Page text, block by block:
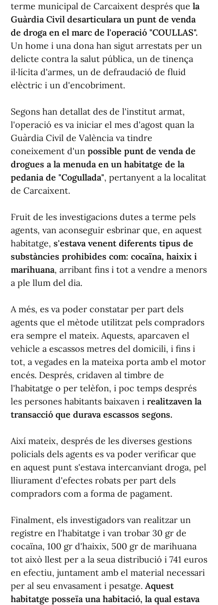
terme municipal de Carcaixent després que la
Guàrdia Civil desarticulara un punt de venda
de droga en el marc de l'operació "COULLAS".
Un home i una dona han sigut arrestats per un
delicte contra la salut pública, un de tinença
il·lícita d'armes, un de defraudació de fluid
elèctric i un d'encobriment.
Segons han detallat des de l'institut armat,
l'operació es va iniciar el mes d'agost quan la
Guàrdia Civil de València va tindre
coneixement d'un possible punt de venda de
drogues a la menuda en un habitatge de la
pedania de "Cogullada", pertanyent a la localitat
de Carcaixent.
Fruit de les investigacions dutes a terme pels
agents, van aconseguir esbrinar que, en aquest
habitatge, s'estava venent diferents tipus de
substàncies prohibides com: cocaïna, haixix i
marihuana, arribant fins i tot a vendre a menors
a ple llum del dia.
A més, es va poder constatar per part dels
agents que el mètode utilitzat pels compradors
era sempre el mateix. Aquests, aparcaven el
vehicle a escassos metres del domicili, i fins i
tot, a vegades en la mateixa porta amb el motor
encés. Després, cridaven al timbre de
l'habitatge o per telèfon, i poc temps després
les persones habitants baixaven i realitzaven la
transacció que durava escassos segons.
Així mateix, després de les diverses gestions
policials dels agents es va poder verificar que
en aquest punt s'estava intercanviant droga, pel
lliurament d'efectes robats per part dels
compradors com a forma de pagament.
Finalment, els investigadors van realitzar un
registre en l'habitatge i van trobar 30 gr de
cocaïna, 100 gr d'haixix, 500 gr de marihuana
tot això llest per a la seua distribució i 741 euros
en efectiu, juntament amb el material necessari
per al seu envasament i pesatge. Aquest
habitatge posseïa una habitació, la qual estava